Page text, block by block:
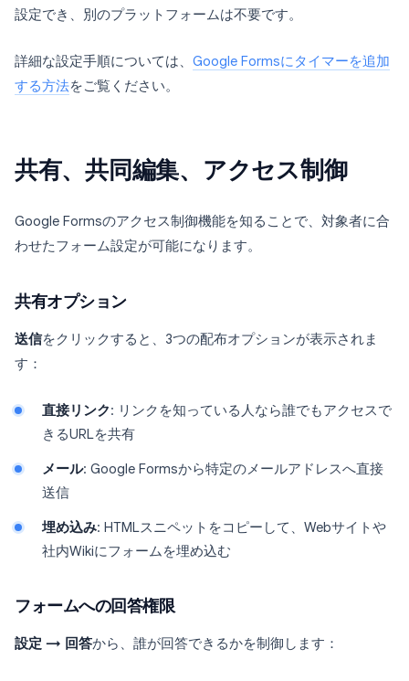
設定でき、別のプラットフォームは不要です。
詳細な設定手順については、 Google Formsにタイマーを追加
する方法をご覧ください。
共有、共同編集、アクセス制御
Google Formsのアクセス制御機能を知ることで、対象者に合
わせたフォーム設定が可能になります。
共有オプション
送信をクリックすると、3つの配布オプションが表示されま
す：
直接リンク: リンクを知っている人なら誰でもアクセスで
きるURLを共有
メール: Google Formsから特定のメールアドレスへ直接
送信
埋め込み: HTMLスニペットをコピーして、Webサイトや
社内Wikiにフォームを埋め込む
フォームへの回答権限
設定 → 回答から、誰が回答できるかを制御します：